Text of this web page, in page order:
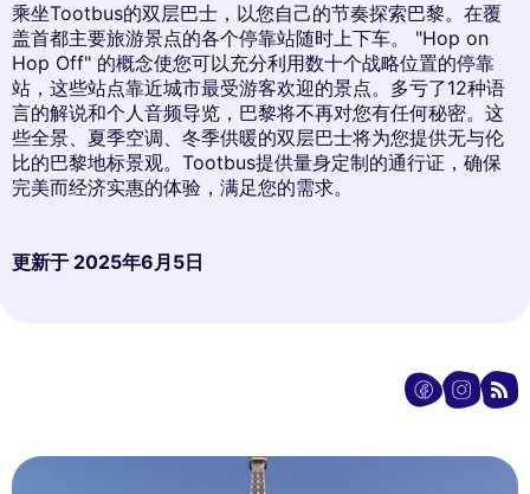
乘坐Tootbus的双层巴士，以您自己的节奏探索巴黎。在覆
盖首都主要旅游景点的各个停靠站随时上下车。 "Hop on
Hop Off" 的概念使您可以充分利用数十个战略位置的停靠
站，这些站点靠近城市最受游客欢迎的景点。多亏了12种语
言的解说和个人音频导览，巴黎将不再对您有任何秘密。这
些全景、夏季空调、冬季供暖的双层巴士将为您提供无与伦
比的巴黎地标景观。Tootbus提供量身定制的通行证，确保
完美而经济实惠的体验，满足您的需求。
更新于 2025年6月5日